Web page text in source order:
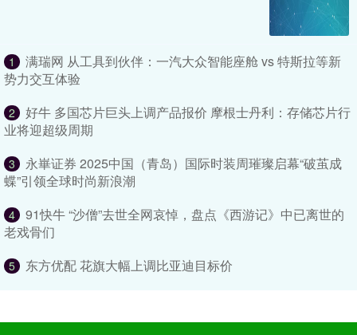
1
满瑞网 从工具到伙伴：一汽大众智能座舱 vs 特斯拉等新
势力交互体验
2
好牛 多国芯片巨头上调产品报价 摩根士丹利：存储芯片行
业将迎超级周期
3
永崋证券 2025中国（青岛）国际时装周璀璨启幕“破茧成
蝶”引领全球时尚新浪潮
4
91快牛 “沙僧”去世全网哀悼，盘点《西游记》中已离世的
老戏骨们
5 东方优配 花旗大幅上调比亚迪目标价